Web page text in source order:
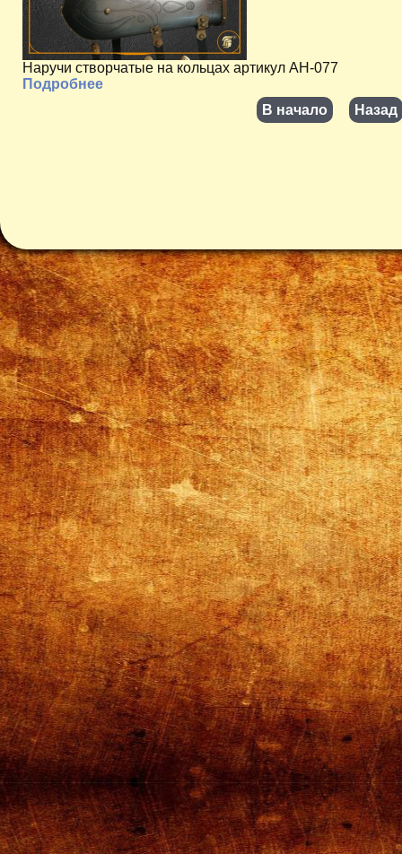
Наручи створчатые на кольцах артикул AH-077
Подробнее
В начало
Назад